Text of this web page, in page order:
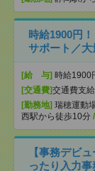
時給1900円
サポート／
[給 与] 時給1900
[交通費]交通費支給
[勤務地] 瑞穂運動
西駅から徒歩10分 /
【事務デビ
ったり入力